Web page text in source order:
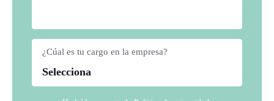
¿Cúal es tu cargo en la empresa?